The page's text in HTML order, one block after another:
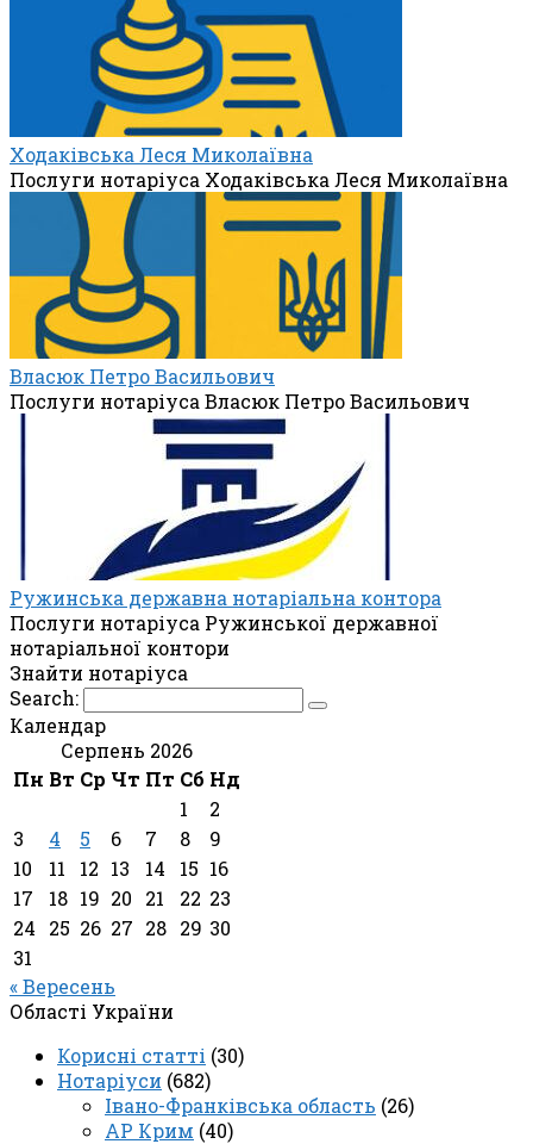
Ходаківська Леся Миколаївна
Послуги нотаріуса Ходаківська Леся Миколаївна
Власюк Петро Васильович
Послуги нотаріуса Власюк Петро Васильович
Ружинська державна нотаріальна контора
Послуги нотаріуса Ружинської державної
нотаріальної контори
Знайти нотаріуса
Search:
Календар
Серпень 2026
Пн Вт Ср Чт Пт Сб Нд
1
2
3
4 5 6 7 8
9
10
11 12 13 14 15 16
17
18 19 20 21 22 23
24
25 26 27 28 29 30
31
« Вересень
Області України
Корисні статті (30)
Нотаріуси (682)
Івано-Франківська область (26)
АР Крим (40)